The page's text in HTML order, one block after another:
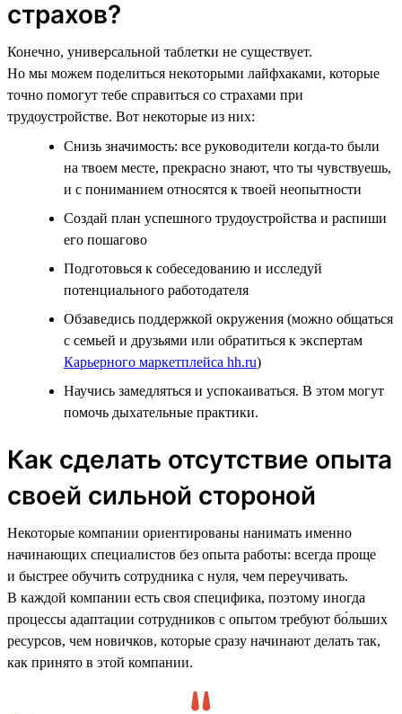
страхов?
Конечно, универсальной таблетки не существует.
Но мы можем поделиться некоторыми лайфхаками, которые
точно помогут тебе справиться со страхами при
трудоустройстве. Вот некоторые из них:
Снизь значимость: все руководители когда-то были
на твоем месте, прекрасно знают, что ты чувствуешь,
и с пониманием относятся к твоей неопытности
Создай план успешного трудоустройства и распиши
его пошагово
Подготовься к собеседованию и исследуй
потенциального работодателя
Обзаведись поддержкой окружения (можно общаться
с семьей и друзьями или обратиться к экспертам
Карьерного маркетплейса hh.ru)
Научись замедляться и успокаиваться. В этом могут
помочь дыхательные практики.
Как сделать отсутствие опыта
своей сильной стороной
Некоторые компании ориентированы нанимать именно
начинающих специалистов без опыта работы: всегда проще
и быстрее обучить сотрудника с нуля, чем переучивать.
В каждой компании есть своя специфика, поэтому иногда
процессы адаптации сотрудников с опытом требуют бо́льших
ресурсов, чем новичков, которые сразу начинают делать так,
как принято в этой компании.